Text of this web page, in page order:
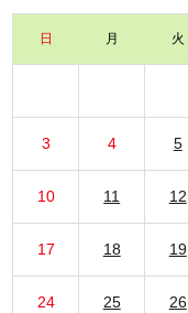
日 月 火
3 4 5
10 11 12
17 18 19
24 25 26